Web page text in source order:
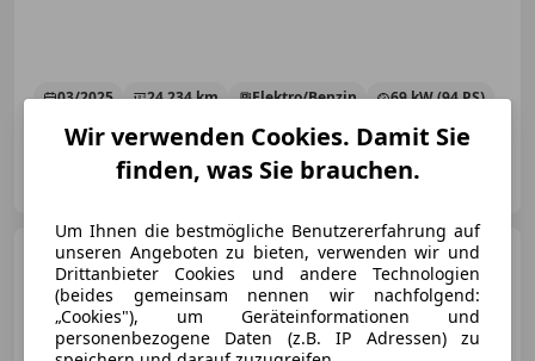
03/2025 24 234 km Elektro/Benzin 69 kW (94 PS)
Autohaus Ing. Gredinger GmbH
AT-7122 Gols
Mitsubishi L200L 200 2,2
DI-D HP 4WD Doppelkabine
Diamond Aut.
Wir verwenden Cookies. Damit Sie
finden, was Sie brauchen.
Um Ihnen die bestmögliche Benutzererfahrung auf
unseren Angeboten zu bieten, verwenden wir und
Drittanbieter Cookies und andere Technologien
(beides gemeinsam nennen wir nachfolgend:
„Cookies"), um Geräteinformationen und
personenbezogene Daten (z.B. IP Adressen) zu